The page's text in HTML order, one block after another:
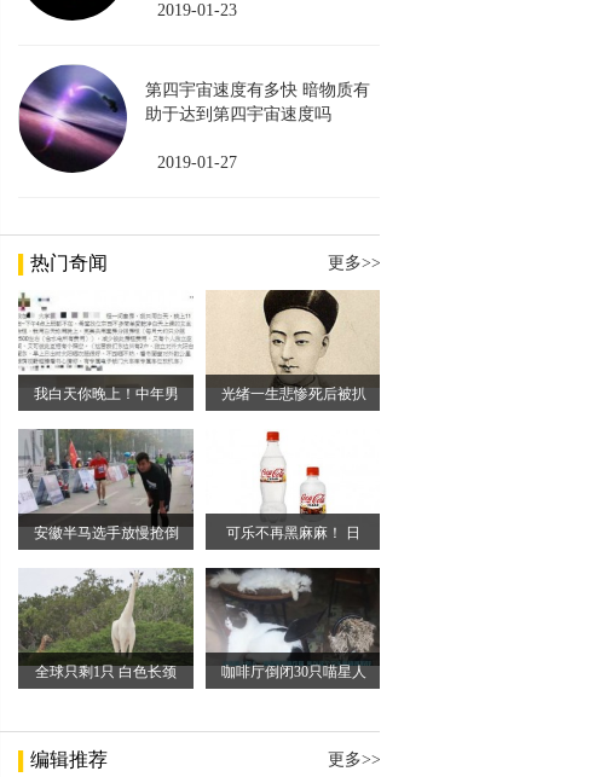
2019-01-23
第四宇宙速度有多快 暗物质有
助于达到第四宇宙速度吗
2019-01-27
热门奇闻 更多>>
我白天你晚上！中年男 光绪一生悲惨死后被扒
安徽半马选手放慢抢倒 可乐不再黑麻麻！ 日
全球只剩1只 白色长颈 咖啡厅倒闭30只喵星人
编辑推荐 更多>>